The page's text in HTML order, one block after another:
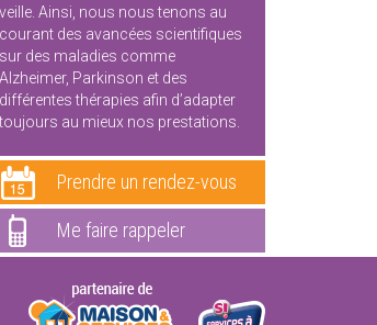
veille. Ainsi, nous nous tenons au
courant des avancées scientifiques
sur des maladies comme
Alzheimer, Parkinson et des
différentes thérapies afin d’adapter
au mieux nos prestations.
Prendre un rendez-vous
Me faire rappeler